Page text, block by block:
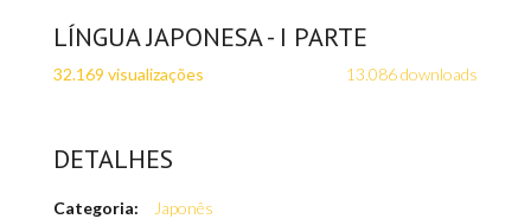
LÍNGUA JAPONESA - I PARTE
32.169 visualizações 13.086 downloads
DETALHES
Categoria: Japonês